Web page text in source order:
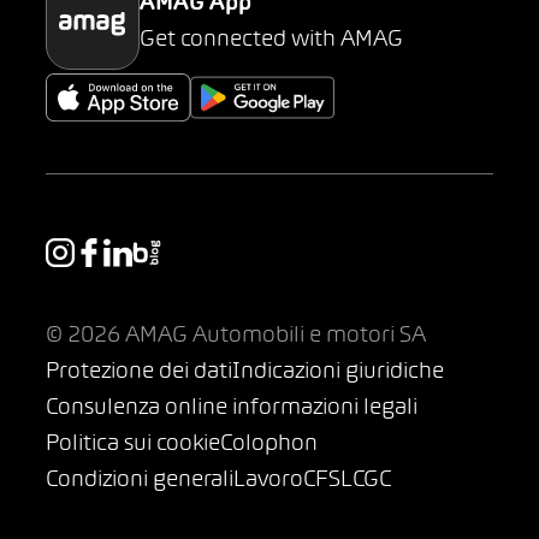
AMAG App
Get connected with AMAG
© 2026 AMAG Automobili e motori SA
Protezione dei datiIndicazioni giuridiche
Consulenza online informazioni legali
Politica sui cookieColophon
Condizioni generaliLavoroCFSLCGC